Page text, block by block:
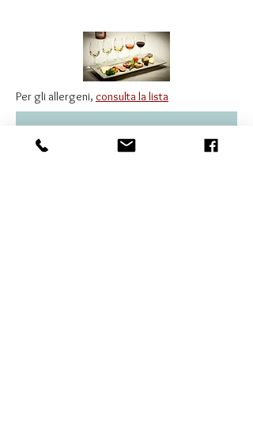
tartare di pesce, cucina
asiatica speziata e piatti di
alta gastronomia.
Per gli allergeni, consulta la lista
Prodotti correlati